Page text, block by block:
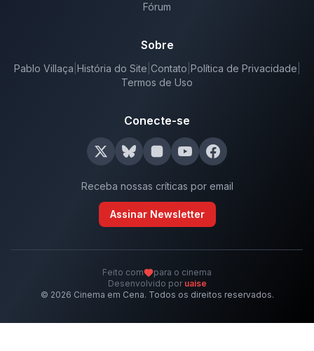
Fórum
Sobre
Pablo Villaça História do Site Contato Política de Privacidade
Termos de Uso
Conecte-se
Receba nossas críticas por email
Assinar Newsletter
© 2026 Cinema em Cena. Todos os direitos reservados.
Feito com
para o cinema
Desenvolvido por uaise